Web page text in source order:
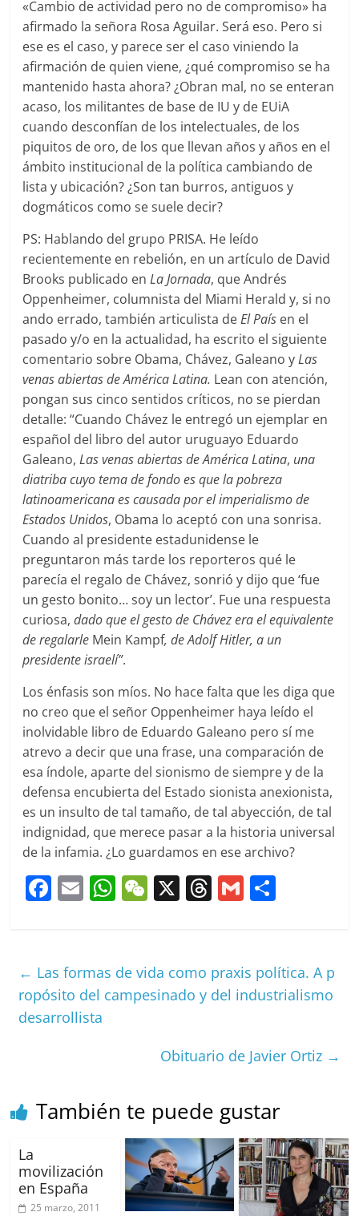
«Cambio de actividad pero no de compromiso» ha
afirmado la señora Rosa Aguilar. Será eso. Pero si
ese es el caso, y parece ser el caso viniendo la
afirmación de quien viene, ¿qué compromiso se ha
mantenido hasta ahora? ¿Obran mal, no se enteran
acaso, los militantes de base de IU y de EUiA
cuando desconfían de los intelectuales, de los
piquitos de oro, de los que llevan años y años en el
ámbito institucional de la política cambiando de
lista y ubicación? ¿Son tan burros, antiguos y
dogmáticos como se suele decir?
PS: Hablando del grupo PRISA. He leído
recientemente en rebelión, en un artículo de David
Brooks publicado enLa Jornada, que Andrés
Oppenheimer, columnista del Miami Herald y, si no
ando errado, también articulista deEl País en el
pasado y/o en la actualidad, ha escrito el siguiente
comentario sobre Obama, Chávez, Galeano yLas
venas abiertas de América Latina. Lean con atención,
pongan sus cinco sentidos críticos, no se pierdan
detalle: “Cuando Chávez le entregó un ejemplar en
español del libro del autor uruguayo Eduardo
Galeano,Las venas abiertas de América Latina, una
diatriba cuyo tema de fondo es que la pobreza
latinoamericana es causada por el imperialismo de
Estados Unidos, Obama lo aceptó con una sonrisa.
Cuando al presidente estadunidense le
preguntaron más tarde los reporteros qué le
parecía el regalo de Chávez, sonrió y dijo que ‘fue
un gesto bonito… soy un lector’. Fue una respuesta
curiosa,dado que el gesto de Chávez era el equivalente
de regalarle Mein Kampf, de Adolf Hitler, a un
presidente israelí”.
Los énfasis son míos. No hace falta que les diga que
no creo que el señor Oppenheimer haya leído el
inolvidable libro de Eduardo Galeano pero sí me
atrevo a decir que una frase, una comparación de
esa índole, aparte del sionismo de siempre y de la
defensa encubierta del Estado sionista anexionista,
es un insulto de tal tamaño, de tal abyección, de tal
indignidad, que merece pasar a la historia universal
de la infamia. ¿Lo guardamos en ese archivo?
F
e
b
o
E
l
W
s
A
W
h
at
X T
a
d
G
l p
ar
← Las formas de vida como praxis política. A p
ropósito del campesinado y del industrialismo
desarrollista
Obituario de Javier Ortiz →
También te puede gustar
La
movilización
en España
25 marzo, 2011